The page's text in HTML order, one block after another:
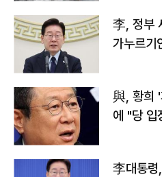
李, 정부
가누르기
與, 황희 '
에 "당 입
李대통령